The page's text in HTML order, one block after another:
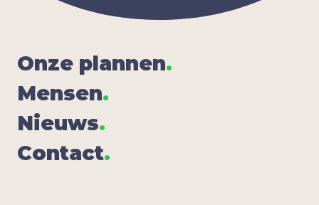
Onze plan­nen.
Men­sen.
Nieuws.
Con­tact.